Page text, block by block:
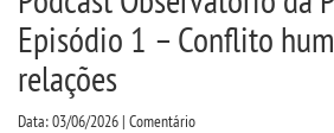
CPA
CPSA
Episódio 1 – Conflito
relações
Data: 03/06/2026 | Comentário